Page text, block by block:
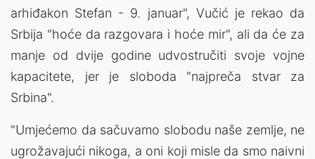
arhiđakon Stefan - 9. januar", Vučić je rekao da
Srbija "hoće da razgovara i hoće mir", ali da će za
manje od dvije godine udvostručiti svoje vojne
kapacitete, jer je sloboda "najpreča stvar za
Srbina".
"Umjećemo da sačuvamo slobodu naše zemlje, ne
ugrožavajući nikoga, a oni koji misle da smo naivni